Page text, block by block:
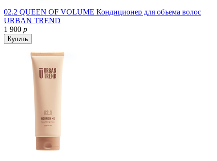
02.2 QUEEN OF VOLUME Кондиционер для объема волос
URBAN TREND
1 900 р
Купить